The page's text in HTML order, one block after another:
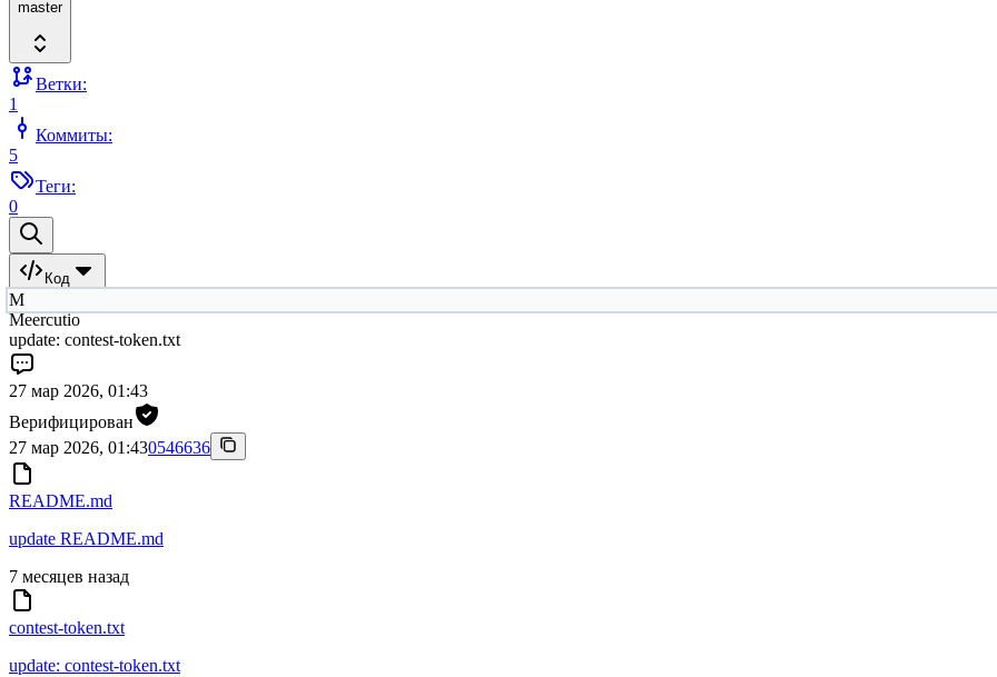
master
Ветки:
1
Коммиты:
5
Теги:
0
Код
M
Meercutio
update: contest-token.txt
27 мар 2026, 01:43
Верифицирован
27 мар 2026, 01:430546636
README.md
update README.md
7 месяцев назад
contest-token.txt
update: contest-token.txt